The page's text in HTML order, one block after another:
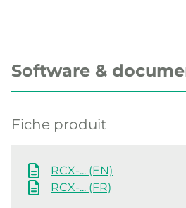
Software &
Fiche produit
RCX-... (EN)
RCX-... (FR)